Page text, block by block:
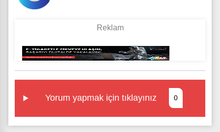
Yorum yapmak için tıklayınız 0